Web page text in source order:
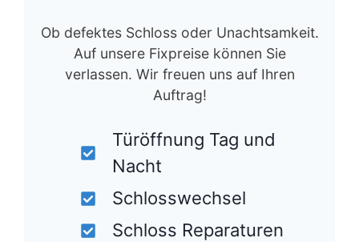
Ob defektes Schloss oder Unachtsamkeit.
Auf unsere Fixpreise können Sie
verlassen. Wir freuen uns auf Ihren
Auftrag!
Türöffnung Tag und
Nacht
Schlosswechsel
Schloss Reparaturen